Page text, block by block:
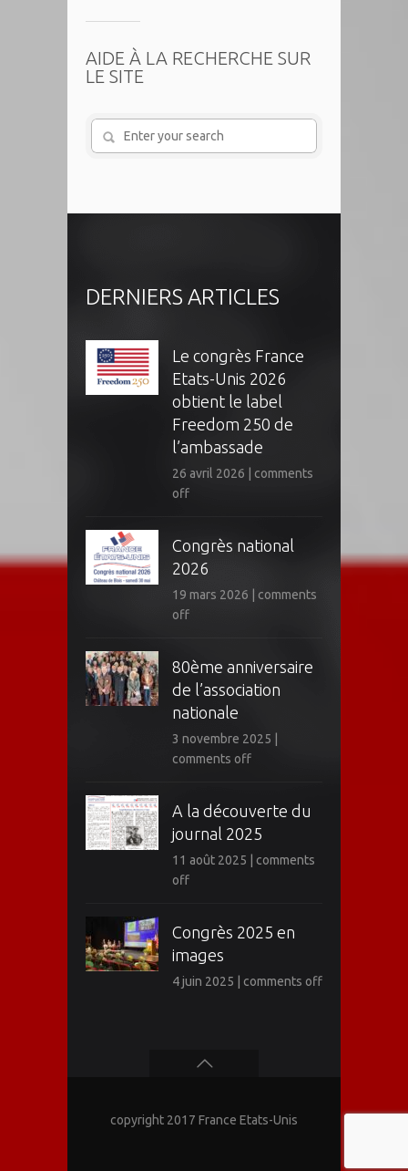
AIDE À LA RECHERCHE SUR
LE SITE
DERNIERS ARTICLES
Le congrès France
Etats-Unis 2026
obtient le label
Freedom 250 de
l’ambassade
26 avril 2026
comments
off
Congrès national
2026
19 mars 2026
comments
off
80ème anniversaire
de l’association
nationale
3 novembre 2025
comments off
A la découverte du
journal 2025
11 août 2025
comments
off
Congrès 2025 en
images
4 juin 2025 comments off
copyright 2017 France Etats-Unis